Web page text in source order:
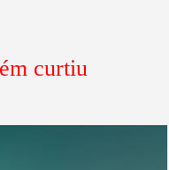
curtiu